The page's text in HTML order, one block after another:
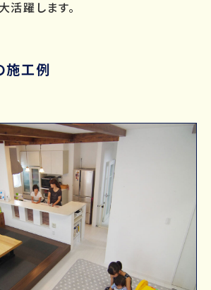
活躍します。
施工例